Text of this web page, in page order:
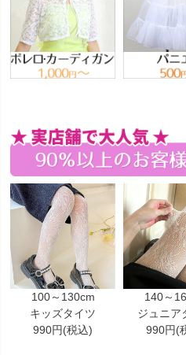
100～130cm
キッズタイツ
990円(税込)
140～
ジュニア
990円(